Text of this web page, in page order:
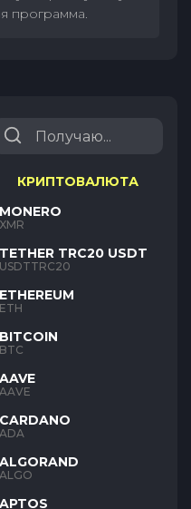
программа.
КРИПТОВАЛЮТА
MONERO
XMR
TETHER TRC20 USDT
USDTTRC20
ETHEREUM
ETH
BITCOIN
BTC
AAVE
AAVE
CARDANO
ADA
ALGORAND
ALGO
APTOS